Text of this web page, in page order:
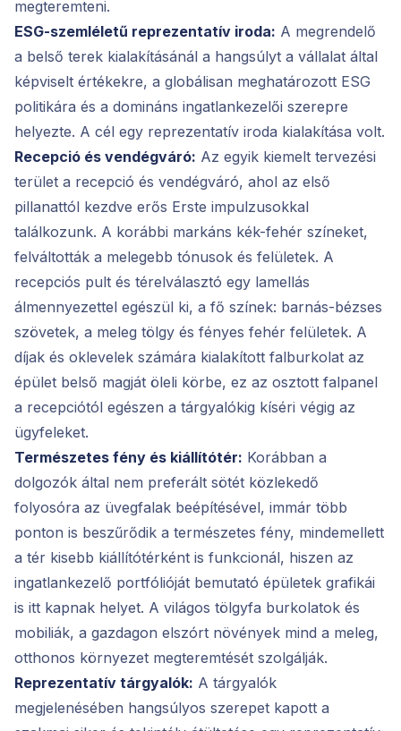
megteremteni.
ESG-szemléletű reprezentatív iroda: A megrendelő
a belső terek kialakításánál a hangsúlyt a vállalat által
képviselt értékekre, a globálisan meghatározott ESG
politikára és a domináns ingatlankezelői szerepre
helyezte. A cél egy reprezentatív iroda kialakítása volt.
Recepció és vendégváró: Az egyik kiemelt tervezési
terület a recepció és vendégváró, ahol az első
pillanattól kezdve erős Erste impulzusokkal
találkozunk. A korábbi markáns kék-fehér színeket,
felváltották a melegebb tónusok és felületek. A
recepciós pult és térelválasztó egy lamellás
álmennyezettel egészül ki, a fő színek: barnás-bézses
szövetek, a meleg tölgy és fényes fehér felületek. A
díjak és oklevelek számára kialakított falburkolat az
épület belső magját öleli körbe, ez az osztott falpanel
a recepciótól egészen a tárgyalókig kíséri végig az
ügyfeleket.
Természetes fény és kiállítótér: Korábban a
dolgozók által nem preferált sötét közlekedő
folyosóra az üvegfalak beépítésével, immár több
ponton is beszűrődik a természetes fény, mindemellett
a tér kisebb kiállítótérként is funkcionál, hiszen az
ingatlankezelő portfólióját bemutató épületek grafikái
is itt kapnak helyet. A világos tölgyfa burkolatok és
mobiliák, a gazdagon elszórt növények mind a meleg,
otthonos környezet megteremtését szolgálják.
Reprezentatív tárgyalók: A tárgyalók
megjelenésében hangsúlyos szerepet kapott a